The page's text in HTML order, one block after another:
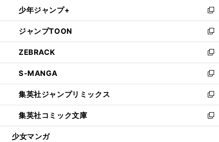
く
で
開
く
ド
ウ
で
開
く
ィ
ン
ド
ウ
で
開
く
い
ウ
ィ
ン
ド
ウ
で
開
く
少年ジャンプ+
新
し
い
ウ
ィ
ン
ド
ウ
で
開
く
ジャンプTOON
新
し
い
ウ
ィ
ン
ド
ウ
で
開
ZEBRACK
新
し
い
ウ
ィ
ン
ド
ウ
S-MANGA
新
し
い
ウ
ィ
ン
集英社ジャンプリミックス
新
し
い
ウ
集英社コミック文庫
新
し
少女マンガ